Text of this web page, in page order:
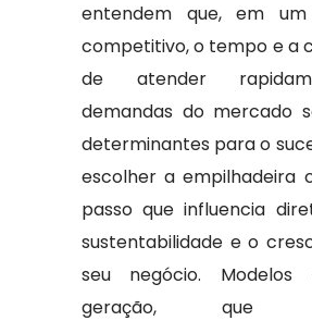
entendem que, em
competitivo, o tempo e a
de atender
demandas do mercado
determinantes para o
escolher a empilhadeira
passo que influencia
sustentabilidade e o
seu negócio.
geração, que